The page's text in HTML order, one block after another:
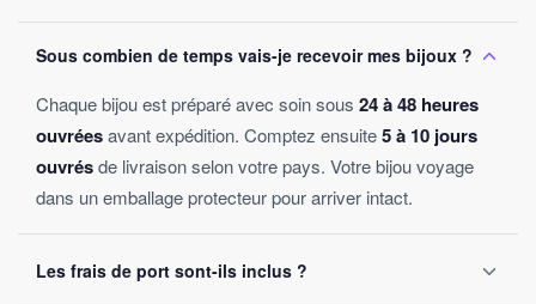
Sous combien de temps vais-je recevoir mes bijoux ?
Chaque bijou est préparé avec soin sous 24 à 48 heures
ouvréesavant expédition. Comptez ensuite5 à 10 jours
ouvrésde livraison selon votre pays. Votre bijou voyage
dans un emballage protecteur pour arriver intact.
Les frais de port sont-ils inclus ?